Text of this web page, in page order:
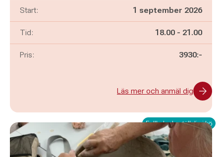
Start: 1 september 2026
Tid: Pågår mellan
18.00 - och
21.00
Pris: 3930:-
Läs mer och anmäl dig
Fullbokad - ställ dig i kö